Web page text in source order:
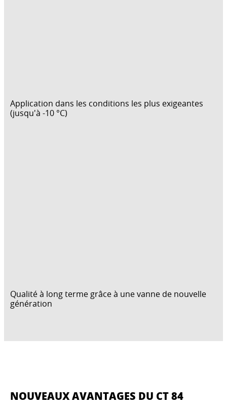
Application dans les conditions les plus exigeantes
(jusqu'à -10 °C)
Qualité à long terme grâce à une vanne de nouvelle
génération
NOUVEAUX AVANTAGES DU CT 84